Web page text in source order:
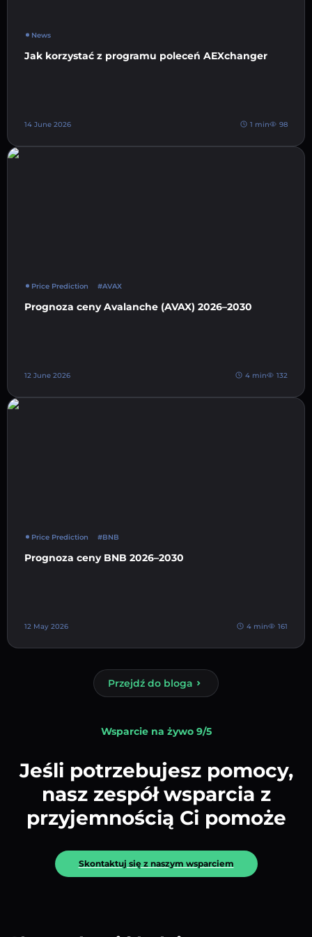
News
Jak korzystać z programu poleceń AEXchanger
14 June 2026 1 min 98
Price Prediction #AVAX
Prognoza ceny Avalanche (AVAX) 2026–2030
12 June 2026 4 min 132
Price Prediction #BNB
Prognoza ceny BNB 2026–2030
12 May 2026 4 min 161
Przejdź do bloga
Wsparcie na żywo 9/5
Jeśli potrzebujesz pomocy,
nasz zespół wsparcia z
przyjemnością Ci pomoże
Skontaktuj się z naszym wsparciem